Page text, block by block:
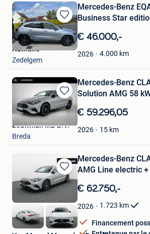
Sauvegarder
dans
Mes
Favoris
Mercedes-Benz
Business Star
€ 46.000,-
2026 4.000 km
Nathalie
Zedelgem
Sauvegarder
dans
Mes
Favoris
Mercedes-Benz
Solution AMG 58
€ 59.296,05
2026 15 km
Louwman MB B.V.
Breda
Sauvegarder
dans
Favoris
Mercedes-Benz
AMG Line electric +
€ 62.750,-
2026 1.723 km
Financement